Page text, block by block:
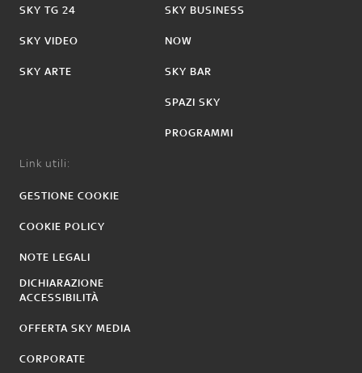
SKY TG 24
SKY VIDEO
SKY ARTE
SKY BUSINESS
NOW
SKY BAR
SPAZI SKY
PROGRAMMI
Link utili:
GESTIONE COOKIE
COOKIE POLICY
NOTE LEGALI
DICHIARAZIONE
ACCESSIBILITÀ
OFFERTA SKY MEDIA
CORPORATE